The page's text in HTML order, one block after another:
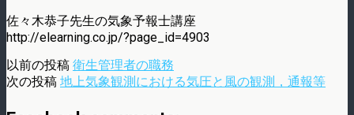
佐々木恭子先生の気象予報士講座
http://elearning.co.jp/?page_id=4903
以前の投稿 衛生管理者の職務
次の投稿 地上気象観測における気圧と風の観測，通報等